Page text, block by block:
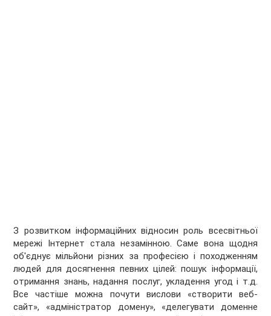
З розвитком інформаційних відносин роль всесвітньої
мережі Інтернет стала незамінною. Саме вона щодня
об'єднує мільйони різних за професією і походженням
людей для досягнення певних цілей: пошук інформації,
отримання знань, надання послуг, укладення угод і т.д.
Все частіше можна почути вислови «створити веб-
сайт», «адміністратор домену», «делегувати доменне